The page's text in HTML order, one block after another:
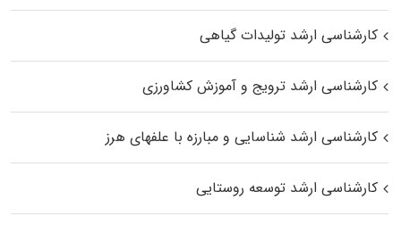
کارشناسی ارشد تولیدات گیاهی
کارشناسی ارشد ترویج و آموزش کشاورزی
کارشناسی ارشد شناسایی و مبارزه با علفهای هرز
کارشناسی ارشد توسعه روستایی